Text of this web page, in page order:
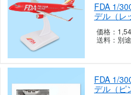
FDA 1/
デル（レ
価格：
送料： 別途
FDA 1/
デル（ピ